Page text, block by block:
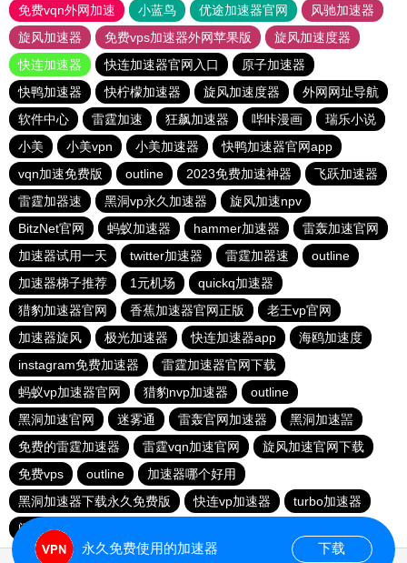
免费vqn外网加速
小蓝鸟 优途加速器官网
风驰加速器
旋风加速器
免费vps加速器外网苹果版
旋风加速度器
快连加速器
快连加速器官网入口
原子加速器
快鸭加速器
快柠檬加速器 旋风加速度器
外网网址导航
软件中心
雷霆加速 狂飙加速器 哔咔漫画
瑞乐小说
小美
小美vpn 小美加速器
快鸭加速器官网app
vqn加速免费版
outline 2023免费加速神器
飞跃加速器
雷霆加器速
黑洞vp永久加速器
旋风加速npv
BitzNet官网
蚂蚁加速器 hammer加速器
雷轰加速官网
加速器试用一天
twitter加速器 雷霆加器速
outline
加速器梯子推荐
1元机场
quickq加速器
猎豹加速器官网
香蕉加速器官网正版
老王vp官网
加速器旋风
极光加速器 快连加速器app
海鸥加速度
instagram免费加速器
雷霆加速器官网下载
蚂蚁vp加速器官网
猎豹nvp加速器
outline
黑洞加速官网
迷雾通 雷轰官网加速器
黑洞加速噐
免费的雷霆加速器
雷霆vqn加速官网
旋风加速官网下载
免费vps
outline
加速器哪个好用
黑洞加速器下载永久免费版
快连vp加速器
turbo加速器
闪电加速器
永久免费使用的加速器 下载